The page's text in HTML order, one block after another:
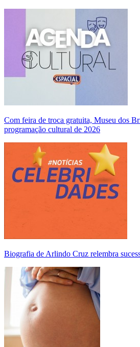
Com feira de troca gratuita, Museu dos
programação cultural de 2026
Biografia de Arlindo Cruz relembra